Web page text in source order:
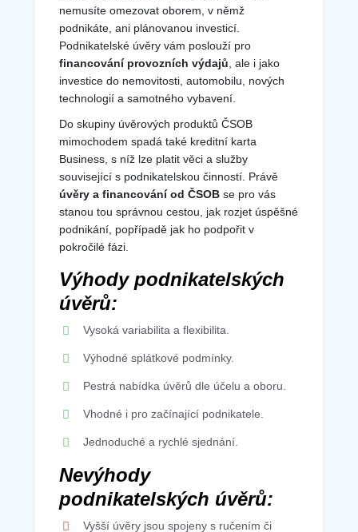
nemusíte omezovat oborem, v němž
podnikáte, ani plánovanou investicí.
Podnikatelské úvěry vám poslouží pro
financování provozních výdajů , ale i jako
investice do nemovitosti, automobilu, nových
technologií a samotného vybavení.
Do skupiny úvěrových produktů ČSOB
mimochodem spadá také kreditní karta
Business, s níž lze platit věci a služby
související s podnikatelskou činností. Právě
úvěry a financování od ČSOB se pro vás
stanou tou správnou cestou, jak rozjet úspěšné
podnikání, popřípadě jak ho podpořit v
pokročilé fázi.
Výhody podnikatelských
úvěrů:
Vysoká variabilita a flexibilita.
Výhodné splátkové podmínky.
Pestrá nabídka úvěrů dle účelu a oboru.
Vhodné i pro začínající podnikatele.
Jednoduché a rychlé sjednání.
Nevýhody
podnikatelských úvěrů:
Vyšší úvěry jsou spojeny s ručením či